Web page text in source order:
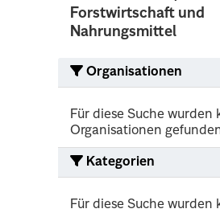
Forstwirtschaft und
Nahrungsmittel
Organisationen
Für diese Suche wurden
Organisationen
Kategorien
Für diese Suche wurden